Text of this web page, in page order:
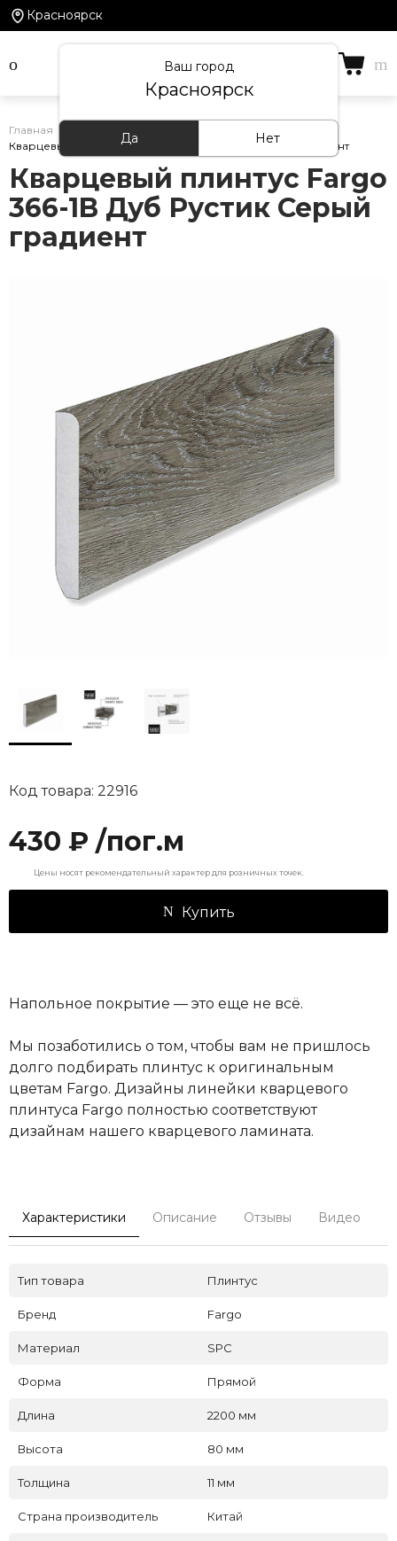
Красноярск
Ваш город
Красноярск
Да Нет
Главная Каталог товаров Кварцевый плинтус
Кварцевый плинтус Fargo 366-1B Дуб Рустик Серый градиент
Кварцевый плинтус Fargo
366-1B Дуб Рустик Серый
градиент
Код товара: 22916
430 ₽ /пог.м
Цены носят рекомендательный характер для розничных точек.
Купить
Напольное покрытие — это еще не всё.
Мы позаботились о том, чтобы вам не пришлось
долго подбирать плинтус к оригинальным
цветам Fargo. Дизайны линейки кварцевого
плинтуса Fargo полностью соответствуют
дизайнам нашего кварцевого ламината.
Характеристики Описание Отзывы Видео
Тип товара Плинтус
Бренд Fargo
Материал SPC
Форма Прямой
Длина 2200 мм
Высота 80 мм
Толщина 11 мм
Страна производитель Китай